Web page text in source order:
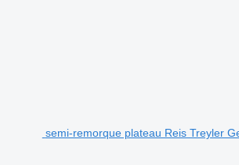
semi-remorque plateau Reis Treyler